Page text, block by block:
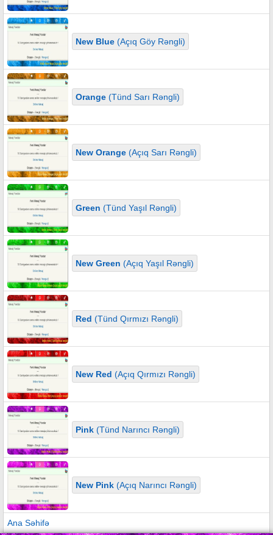
New Blue(Açıq Göy Rəngli)
Orange(Tünd Sarı Rəngli)
New Orange(Açıq Sarı Rəngli)
Green (Tünd Yaşıl Rəngli)
New Green (Açıq Yaşıl Rəngli)
Red (Tünd Qırmızı Rəngli)
New Red (Açıq Qırmızı Rəngli)
Pink(Tünd Narıncı Rəngli)
New Pink(Açıq Narıncı Rəngli)
Ana Səhifə